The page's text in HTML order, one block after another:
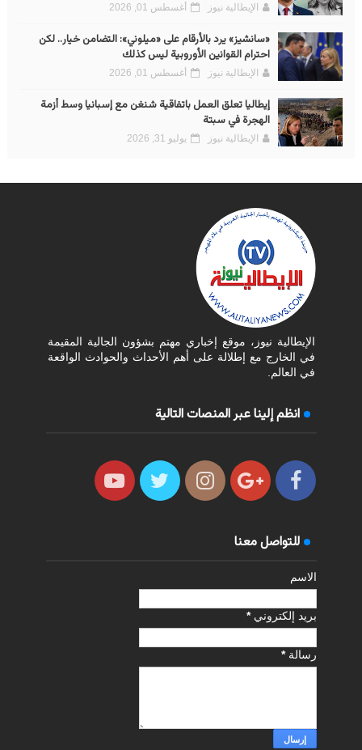
الإيطالية نيوز أغسطس 01, 2026
«سانشيز» يرد بالأرقام على «ميلوني»: التضامن خيار.. لكن
احترام القوانين الأوروبية ليس كذلك
الإيطالية نيوز أغسطس 01, 2026
إيطاليا تعلق العمل باتفاقية شنغن مع إسبانيا وسط أزمة
الهجرة في سبتة
الإيطالية نيوز يوليو 31, 2026
الإيطالية نيوز، موقع إخباري مهتم بشؤون الجالية المقيمة
في الخارج مع إطلالة على أهم الأحداث والحوادث الواقعة
في العالم.
انظم إلينا عبر المنصات التالية
للتواصل معنا
الاسم
بريد إلكتروني*
رسالة*